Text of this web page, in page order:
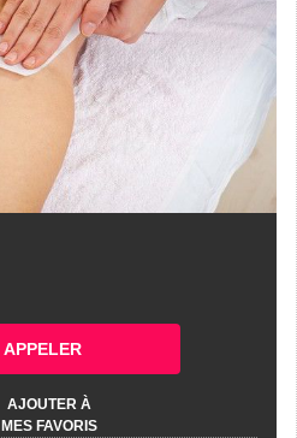
APPELER
AJOUTER À
MES FAVORIS